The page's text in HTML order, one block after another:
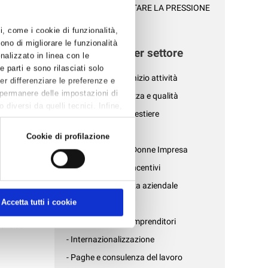
come i cookie di funzionalità,
di migliorare le funzionalità
in linea con le
parti e sono rilasciati solo
differenziare le preferenze e
delle impostazioni di
diversi da quelli tecnici. Infine,
Cookie di profilazione
Accetta tutti i cookie
alle
del
le
possesso
del
dal
PER NON AUMENTARE LA PRESSIONE
News per settore
- Affari generali e inizio attività
- Ambiente, sicurezza e qualità
- Associazioni di mestiere
- AziendePiù
- Confartigianato Donne Impresa
- Credito, bandi e incentivi
- Fisco e consulenza aziendale
- Formazione
- Gruppo Giovani Imprenditori
- Internazionalizzazione
- Paghe e consulenza del lavoro